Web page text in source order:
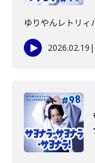
ゆりやんレトリィ
2026.02.19 |